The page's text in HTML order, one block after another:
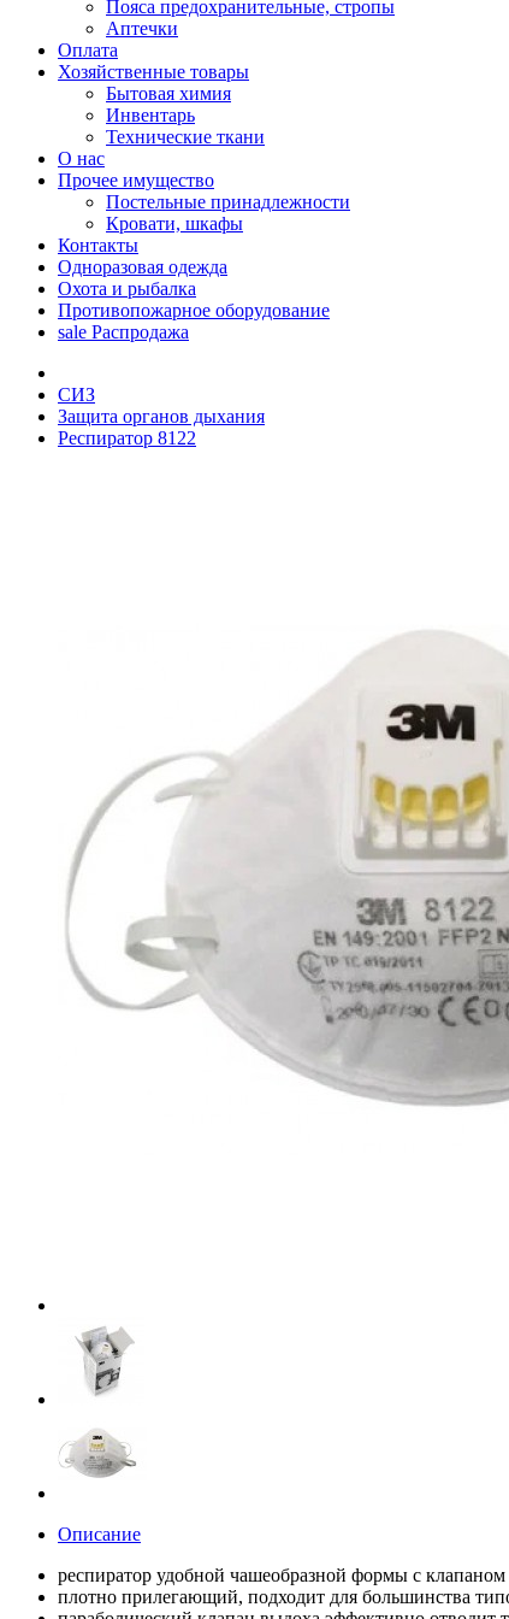
Пояса предохранительные, стропы
Аптечки
Оплата
Хозяйственные товары
Бытовая химия
Инвентарь
Технические ткани
О нас
Прочее имущество
Постельные принадлежности
Кровати, шкафы
Контакты
Одноразовая одежда
Охота и рыбалка
Противопожарное оборудование
sale Распродажа
СИЗ
Защита органов дыхания
Респиратор 8122
Описание
респиратор удобной чашеобразной формы с
плотно прилегающий, подходит для большинства